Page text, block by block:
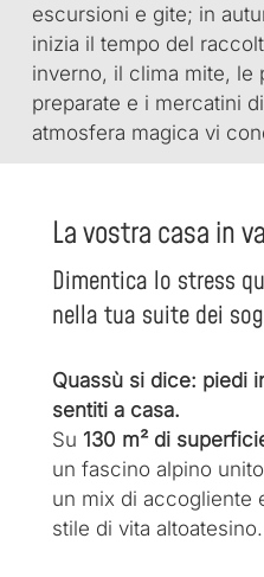
escursioni e gite; in
inizia il tempo del
inverno, il clima mite, le
preparate e i mercatini
atmosfera magica vi
La vostra casa in
Dimentica lo stress
nella tua suite dei
Quassù si dice: piedi
sentiti a casa.
Su 130 m² di
un fascino alpino
un mix di accogliente
stile di vita altoatesino.